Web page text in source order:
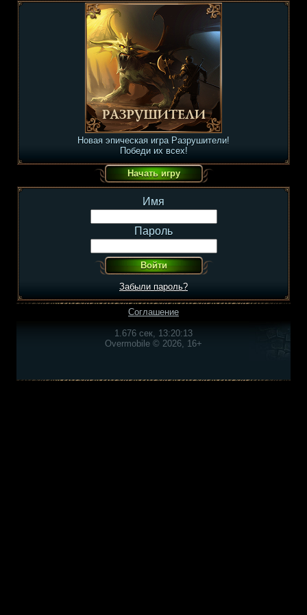
Новая эпическая игра Разрушители!
Победи их всех!
Имя
Пароль
Забыли пароль?
Соглашение
1.676 сек, 13:20:13
Overmobile © 2026, 16+